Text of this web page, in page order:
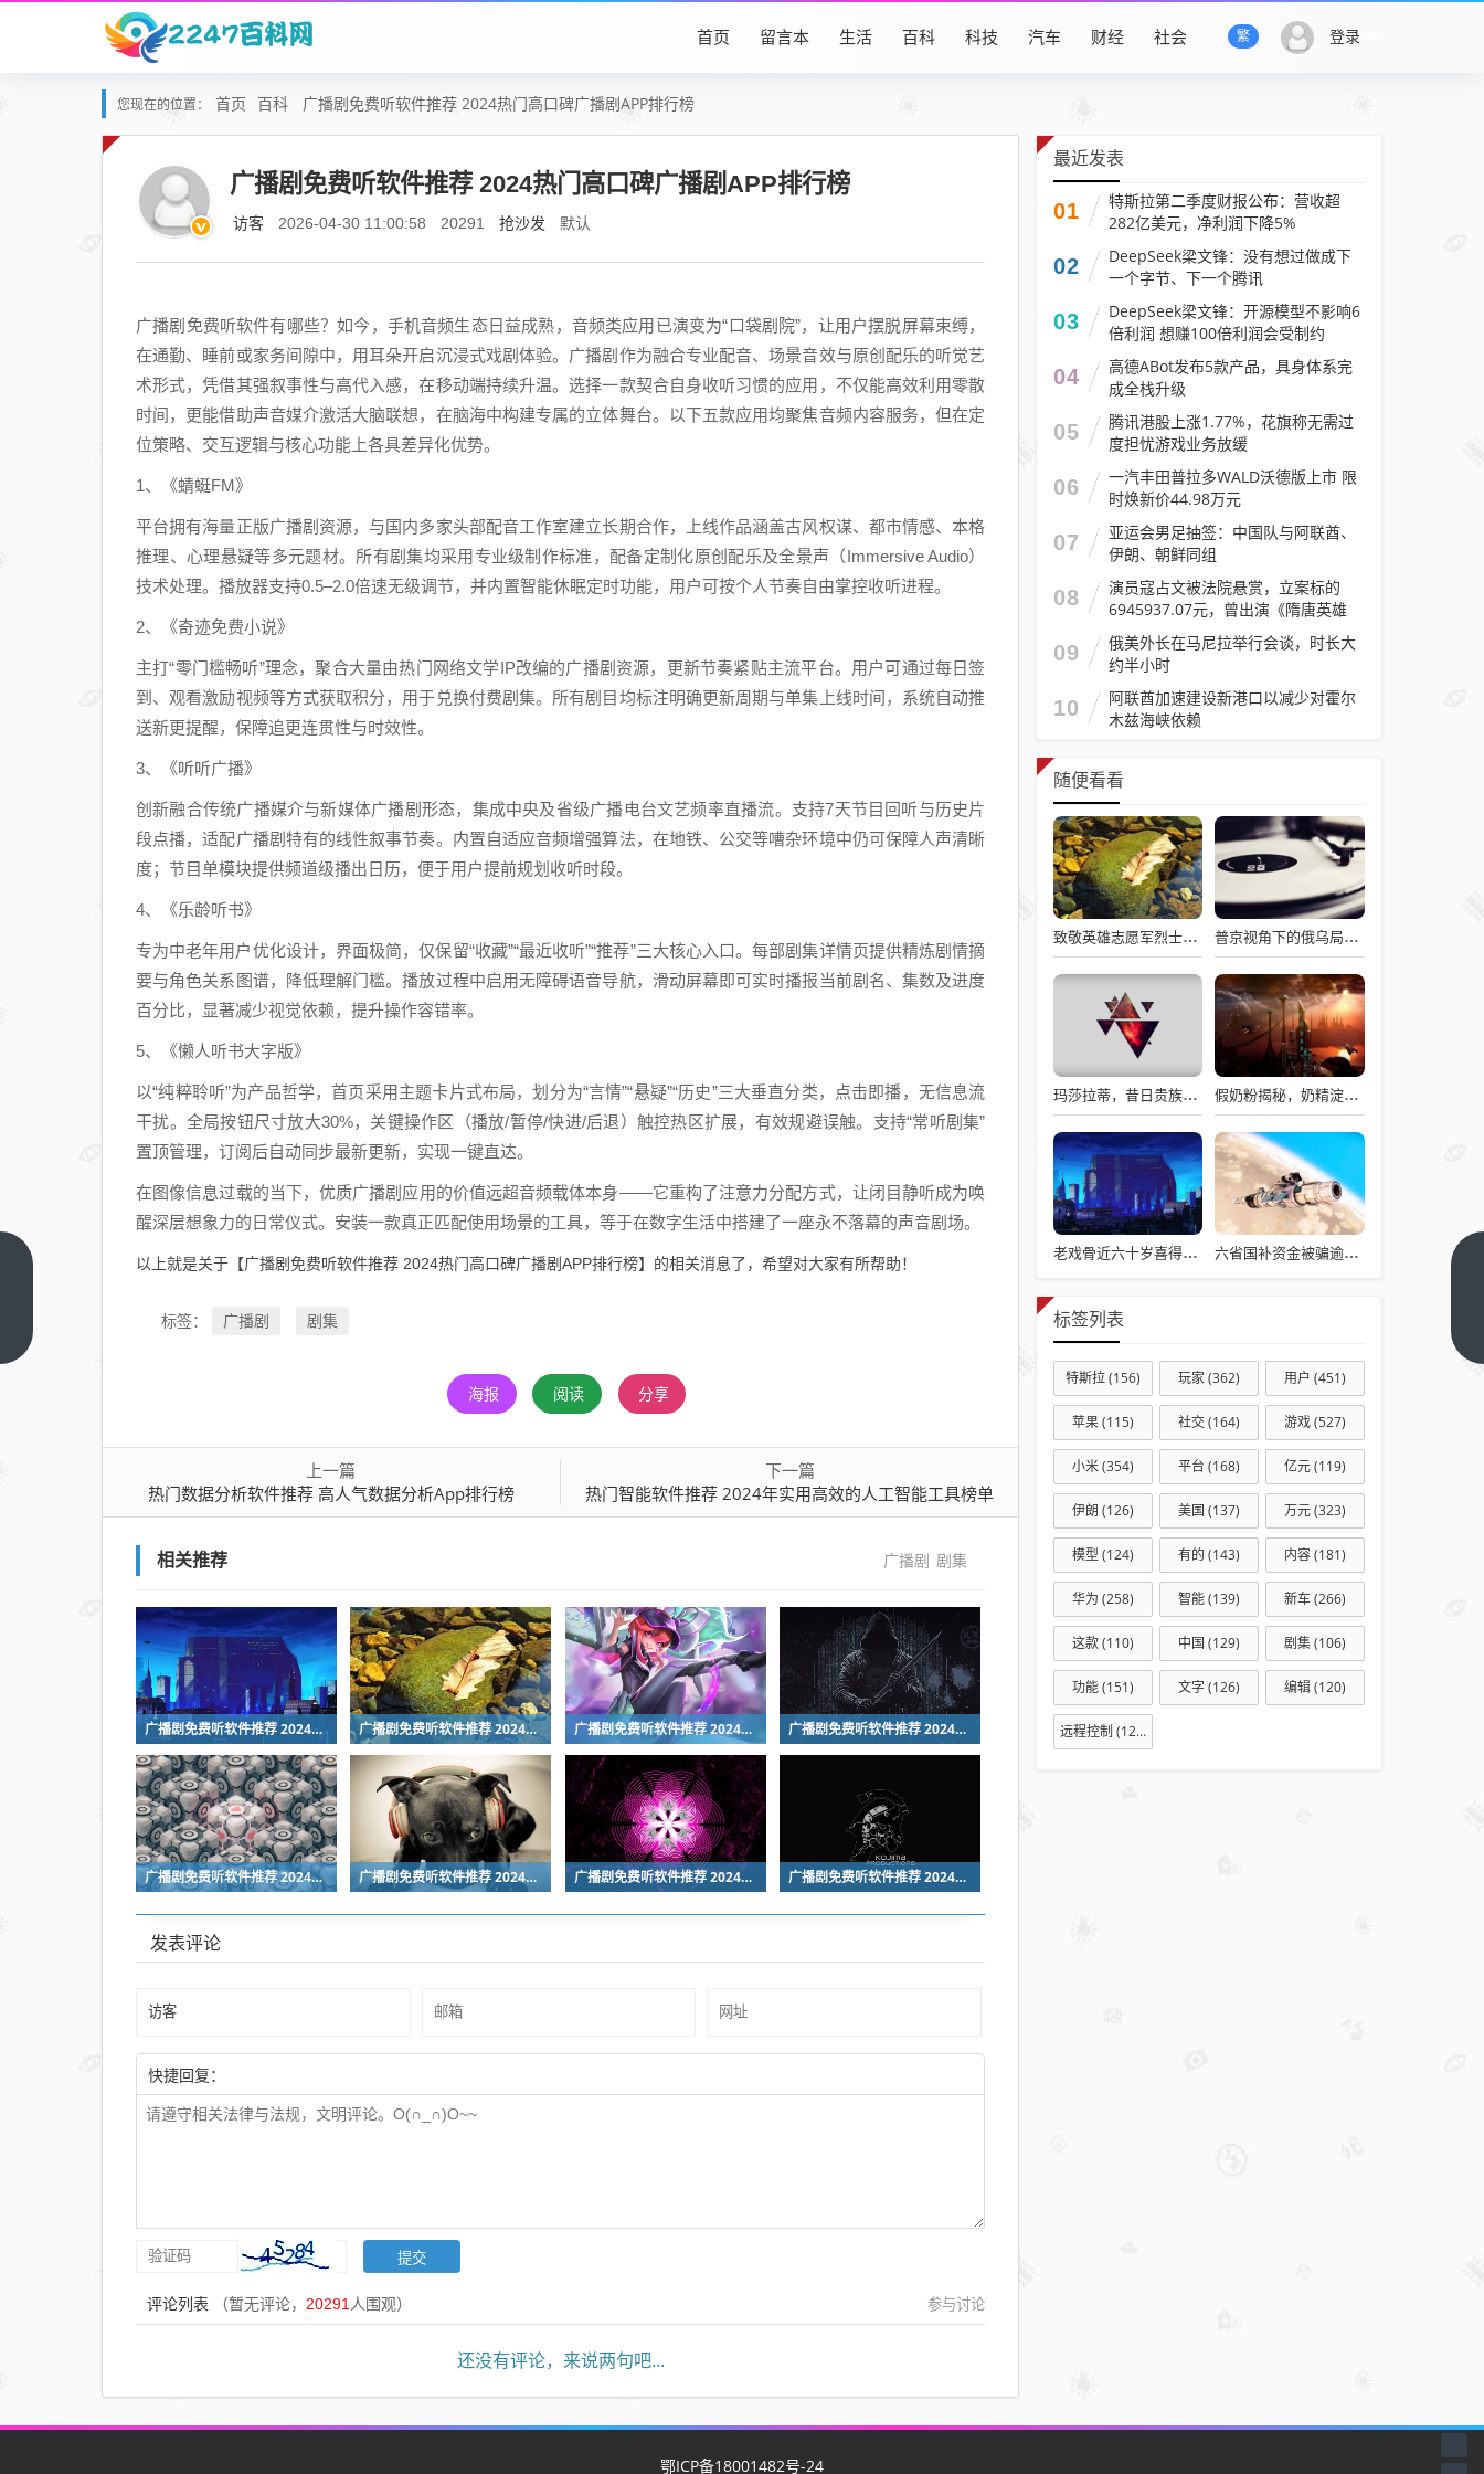
登录
繁
首页 留言本 生活 百科 科技 汽车 财经 社会
您现在的位置： 首页 百科 广播剧免费听软件推荐 2024热门高口碑广播剧APP排行榜
广播剧免费听软件推荐 2024热门高口碑广播剧APP排行榜
访客 2026-04-30 11:00:58 20291 抢沙发 默认
广播剧免费听软件有哪些？如今，手机音频生态日益成熟，音频类应用已演变为“口袋剧院”，让用户摆脱屏幕束缚，
在通勤、睡前或家务间隙中，用耳朵开启沉浸式戏剧体验。广播剧作为融合专业配音、场景音效与原创配乐的听觉艺
术形式，凭借其强叙事性与高代入感，在移动端持续升温。选择一款契合自身收听习惯的应用，不仅能高效利用零散
时间，更能借助声音媒介激活大脑联想，在脑海中构建专属的立体舞台。以下五款应用均聚焦音频内容服务，但在定
位策略、交互逻辑与核心功能上各具差异化优势。
1、《蜻蜓FM》
平台拥有海量正版广播剧资源，与国内多家头部配音工作室建立长期合作，上线作品涵盖古风权谋、都市情感、本格
推理、心理悬疑等多元题材。所有剧集均采用专业级制作标准，配备定制化原创配乐及全景声（Immersive Audio）
技术处理。播放器支持0.5–2.0倍速无级调节，并内置智能休眠定时功能，用户可按个人节奏自由掌控收听进程。
2、《奇迹免费小说》
主打“零门槛畅听”理念，聚合大量由热门网络文学IP改编的广播剧资源，更新节奏紧贴主流平台。用户可通过每日签
到、观看激励视频等方式获取积分，用于兑换付费剧集。所有剧目均标注明确更新周期与单集上线时间，系统自动推
送新更提醒，保障追更连贯性与时效性。
3、《听听广播》
创新融合传统广播媒介与新媒体广播剧形态，集成中央及省级广播电台文艺频率直播流。支持7天节目回听与历史片
段点播，适配广播剧特有的线性叙事节奏。内置自适应音频增强算法，在地铁、公交等嘈杂环境中仍可保障人声清晰
度；节目单模块提供频道级播出日历，便于用户提前规划收听时段。
4、《乐龄听书》
专为中老年用户优化设计，界面极简，仅保留“收藏”“最近收听”“推荐”三大核心入口。每部剧集详情页提供精炼剧情摘
要与角色关系图谱，降低理解门槛。播放过程中启用无障碍语音导航，滑动屏幕即可实时播报当前剧名、集数及进度
百分比，显著减少视觉依赖，提升操作容错率。
5、《懒人听书大字版》
以“纯粹聆听”为产品哲学，首页采用主题卡片式布局，划分为“言情”“悬疑”“历史”三大垂直分类，点击即播，无信息流
干扰。全局按钮尺寸放大30%，关键操作区（播放/暂停/快进/后退）触控热区扩展，有效规避误触。支持“常听剧集”
置顶管理，订阅后自动同步最新更新，实现一键直达。
在图像信息过载的当下，优质广播剧应用的价值远超音频载体本身——它重构了注意力分配方式，让闭目静听成为唤
醒深层想象力的日常仪式。安装一款真正匹配使用场景的工具，等于在数字生活中搭建了一座永不落幕的声音剧场。
以上就是关于【广播剧免费听软件推荐 2024热门高口碑广播剧APP排行榜】的相关消息了，希望对大家有所帮助！
标签： 广播剧 剧集
海报 阅读 分享
上一篇
热门数据分析软件推荐 高人气数据分析App排行榜
下一篇
热门智能软件推荐 2024年实用高效的人工智能工具榜单
相关推荐 广播剧 剧集
广播剧免费听软件推荐 2024热门高口碑广播剧APP排行榜 广播剧免费听软件推荐 2024热门高口碑广播剧APP排行榜 广播剧免费听软件推荐 2024热门高口碑广播剧APP排行榜 广播剧免费听软件推荐 2024热门高口碑广播剧APP排行榜
广播剧免费听软件推荐 2024热门高口碑广播剧APP排行榜 广播剧免费听软件推荐 2024热门高口碑广播剧APP排行榜 广播剧免费听软件推荐 2024热门高口碑广播剧APP排行榜 广播剧免费听软件推荐 2024热门高口碑广播剧APP排行榜
发表评论
快捷回复：
评论列表 （暂无评论， 20291 人围观） 参与讨论
还没有评论，来说两句吧...
最近发表
01
特斯拉第二季度财报公布：营收超
282亿美元，净利润下降5%
02
DeepSeek梁文锋：没有想过做成下
一个字节、下一个腾讯
03
DeepSeek梁文锋：开源模型不影响6
倍利润 想赚100倍利润会受制约
04
高德ABot发布5款产品，具身体系完
成全栈升级
05
腾讯港股上涨1.77%，花旗称无需过
度担忧游戏业务放缓
06
一汽丰田普拉多WALD沃德版上市 限
时焕新价44.98万元
07
亚运会男足抽签：中国队与阿联酋、
伊朗、朝鲜同组
08
演员寇占文被法院悬赏，立案标的
6945937.07元，曾出演《隋唐英雄
传》《逐玉》《镖人》等
09
俄美外长在马尼拉举行会谈，时长大
约半小时
10
阿联酋加速建设新港口以减少对霍尔
木兹海峡依赖
随便看看
致敬英雄志愿军烈士，过水门仪式展现最高礼遇 普京视角下的俄乌局势，西方间接介入的深度博弈与博弈解析
玛莎拉蒂，昔日贵族梦想，今日价格亲民触手可及 假奶粉揭秘，奶精淀粉勾兑，流向何处？
老戏骨近六十岁喜得龙凤胎，被误认作爷爷背后的故事揭秘 六省国补资金被骗逾亿，真相揭秘与违规操作背后的故事
标签列表
特斯拉(156) 玩家(362) 用户 (451)
苹果(115) 社交(164) 游戏(527)
小米(354) 平台 (168) 亿元(119)
伊朗 (126) 美国 (137) 万元(323)
模型 (124) 有的 (143) 内容(181)
华为 (258) 智能(139) 新车(266)
这款(110) 中国 (129) 剧集(106)
功能(151) 文字(126) 编辑(120)
远程控制 (127)
鄂ICP备18001482号-24